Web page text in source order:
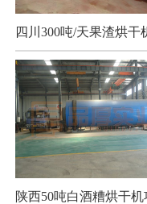
四川300吨/天果渣烘干
陕西50吨白酒糟烘干机